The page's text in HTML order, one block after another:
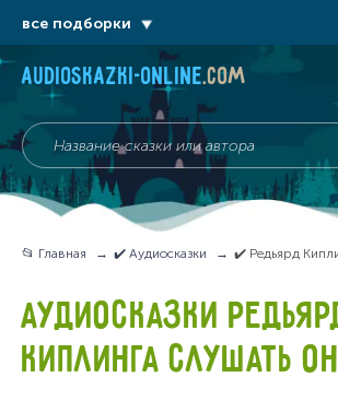
audioskazki-online.com
📂 Главная ✔️ Аудиосказки ✔️ Редьярд
АУДИОСКАЗКИ
КИПЛИНГА СЛУШАТЬ
все подборки